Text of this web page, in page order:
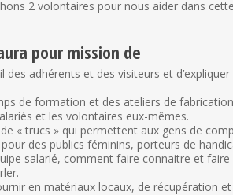
2 volontaires pour nous aider dans
pour mission de
des adhérents et des visiteurs et
de formation et des ateliers de
et les volontaires eux-mêmes.
« trucs » qui permettent aux gens de
des publics féminins, porteurs de
salarié, comment faire connaitre et
en matériaux locaux, de récupération